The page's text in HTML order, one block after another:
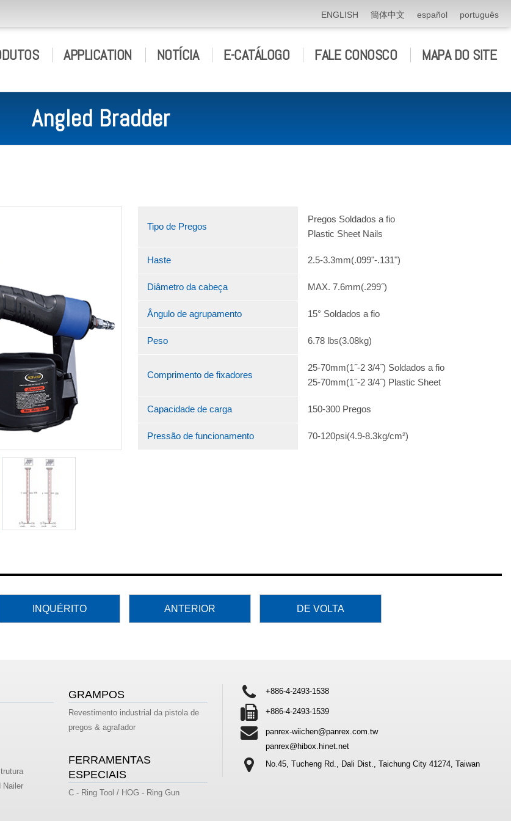
ENGLISH 簡体中文 español português
APPLICATION NOTÍCIA E-CATÁLOGO FALE CONOSCO MAPA DO SITE
Angled Bradder
Tipo de Pregos
Pregos Soldados a fio
Plastic Sheet Nails
Haste 2.5-3.3mm(.099"-.131")
Diâmetro da cabeça MAX. 7.6mm(.299˝)
Ângulo de agrupamento 15° Soldados a fio
Peso 6.78 lbs(3.08kg)
Comprimento de fixadores
25-70mm(1˝-2 3/4˝) Soldados a fio
25-70mm(1˝-2 3/4˝) Plastic Sheet
Capacidade de carga 150-300 Pregos
Pressão de funcionamento 70-120psi(4.9-8.3kg/cm²)
INQUÉRITO ANTERIOR DE VOLTA
Nailer
GRAMPOS
Revestimento industrial da pistola de
pregos & agrafador
FERRAMENTAS
ESPECIAIS
C - Ring Tool / HOG - Ring Gun
+886-4-2493-1538
+886-4-2493-1539
panrex-wiichen@panrex.com.tw
panrex@hibox.hinet.net
No.45, Tucheng Rd., Dali Dist., Taichung City 41274, Taiwan